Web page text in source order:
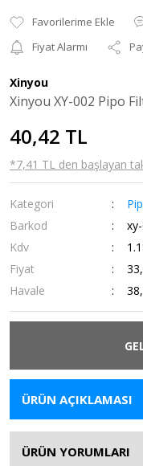
Fiyat Alarmı
Xinyou
Xinyou XY-002 Pipo
40,42 TL
*7,41 TL den başlayan
Kategori
Barkod
Kdv
Fiyat
Havale
ÜRÜN AÇIKLAMASI
ÜRÜN YORUMLARI